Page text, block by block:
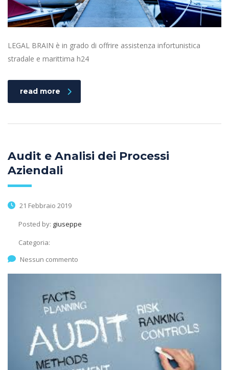
LEGAL BRAIN è in grado di offrire assistenza infortunistica
stradale e marittima h24
read more
Audit e Analisi dei Processi
Aziendali
21 Febbraio 2019
Posted by: giuseppe
Categoria:
Nessun commento